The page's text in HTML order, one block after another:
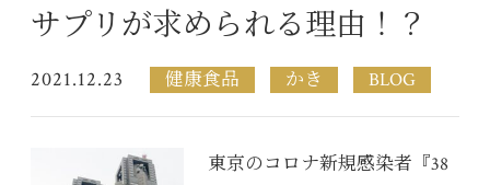
サプリが求められる理由！？
2021.12.23 健康食品 かき BLOG
東京のコロナ新規感染者『38